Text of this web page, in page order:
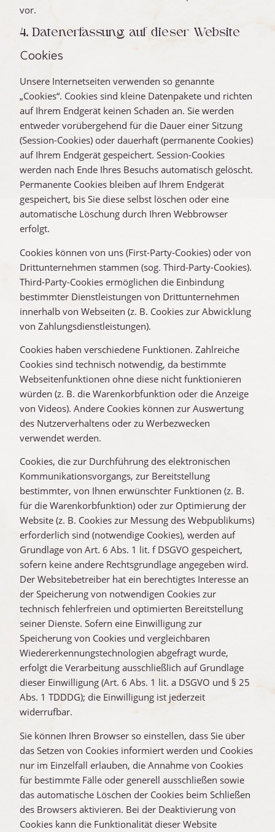
vor.
4. Datenerfassung auf dieser Website
Cookies
Unsere Internetseiten verwenden so genannte
„Cookies“. Cookies sind kleine Datenpakete und richten
auf Ihrem Endgerät keinen Schaden an. Sie werden
entweder vorübergehend für die Dauer einer Sitzung
(Session-Cookies) oder dauerhaft (permanente Cookies)
auf Ihrem Endgerät gespeichert. Session-Cookies
werden nach Ende Ihres Besuchs automatisch gelöscht.
Permanente Cookies bleiben auf Ihrem Endgerät
gespeichert, bis Sie diese selbst löschen oder eine
automatische Löschung durch Ihren Webbrowser
erfolgt.
Cookies können von uns (First-Party-Cookies) oder von
Drittunternehmen stammen (sog. Third-Party-Cookies).
Third-Party-Cookies ermöglichen die Einbindung
bestimmter Dienstleistungen von Drittunternehmen
innerhalb von Webseiten (z. B. Cookies zur Abwicklung
von Zahlungsdienstleistungen).
Cookies haben verschiedene Funktionen. Zahlreiche
Cookies sind technisch notwendig, da bestimmte
Webseitenfunktionen ohne diese nicht funktionieren
würden (z. B. die Warenkorbfunktion oder die Anzeige
von Videos). Andere Cookies können zur Auswertung
des Nutzerverhaltens oder zu Werbezwecken
verwendet werden.
Cookies, die zur Durchführung des elektronischen
Kommunikationsvorgangs, zur Bereitstellung
bestimmter, von Ihnen erwünschter Funktionen (z. B.
für die Warenkorbfunktion) oder zur Optimierung der
Website (z. B. Cookies zur Messung des Webpublikums)
erforderlich sind (notwendige Cookies), werden auf
Grundlage von Art. 6 Abs. 1 lit. f DSGVO gespeichert,
sofern keine andere Rechtsgrundlage angegeben wird.
Der Websitebetreiber hat ein berechtigtes Interesse an
der Speicherung von notwendigen Cookies zur
technisch fehlerfreien und optimierten Bereitstellung
seiner Dienste. Sofern eine Einwilligung zur
Speicherung von Cookies und vergleichbaren
Wiedererkennungstechnologien abgefragt wurde,
erfolgt die Verarbeitung ausschließlich auf Grundlage
dieser Einwilligung (Art. 6 Abs. 1 lit. a DSGVO und § 25
Abs. 1 TDDDG); die Einwilligung ist jederzeit
widerrufbar.
Sie können Ihren Browser so einstellen, dass Sie über
das Setzen von Cookies informiert werden und Cookies
nur im Einzelfall erlauben, die Annahme von Cookies
für bestimmte Fälle oder generell ausschließen sowie
das automatische Löschen der Cookies beim Schließen
des Browsers aktivieren. Bei der Deaktivierung von
Cookies kann die Funktionalität dieser Website